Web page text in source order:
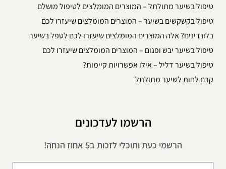
טיפול בשיער מתולתל – המוצרים המומלצים לטיפול מושלם
טיפול בקשקשים בשיער – המוצרים המומלצים שיעזרו לכם
בלונדינים? אלה המוצרים המומלצים שיעזרו לכם לטפל בשיער
טיפול בשיער יבש ופגום – המוצרים המומלצים שיעזרו לכם
טיפול בשיער דליל – אילו אפשרויות קיימות?
קרם לחות לשיער מתולתל
הרשמו לעדכונים
הרשמי כעת ותוכלי לזכות ב5 אחוז הנחה!